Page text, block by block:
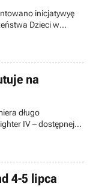
inicjatywyę
Dzieci w
Gier
na
długo
IV – dostępnej
3. Produkcję
jak i za
4-5 lipca